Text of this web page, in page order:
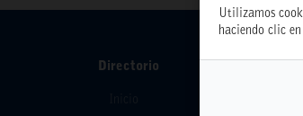
Directorio
Utilizamos
haciendo clic